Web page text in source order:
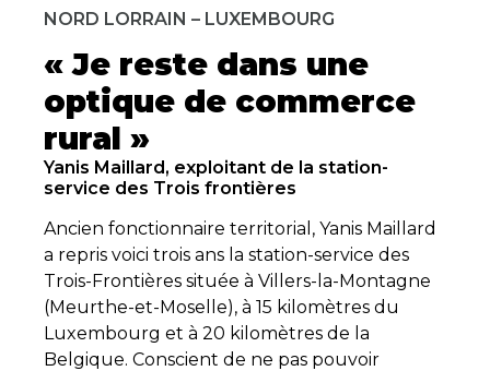
NORD LORRAIN – LUXEMBOURG
« Je reste dans une
optique de commerce
rural »
Yanis Maillard, exploitant de la station-
service des Trois frontières
Ancien fonctionnaire territorial, Yanis Maillard
a repris voici trois ans la station-service des
Trois-Frontières située à Villers-la-Montagne
(Meurthe-et-Moselle), à 15 kilomètres du
Luxembourg et à 20 kilomètres de la
Belgique. Conscient de ne pas pouvoir